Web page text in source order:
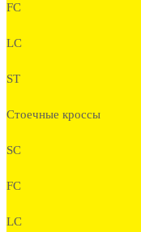
FC
LC
ST
Стоечные кроссы
SC
FC
LC